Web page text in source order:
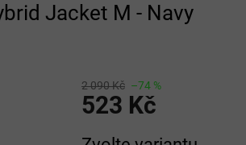
Jacket M - Navy
2 090 Kč –74 %
523 Kč